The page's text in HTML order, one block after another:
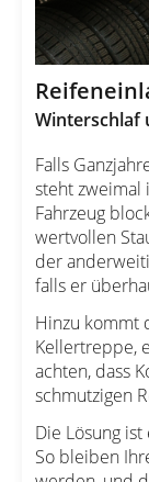
Winterschlaf
Falls
steht zweimal
Fahrzeug
wertvollen
der
falls er
Hinzu kommt
Kellertreppe,
achten, dass
schmutzigen
Die Lösung
So bleiben